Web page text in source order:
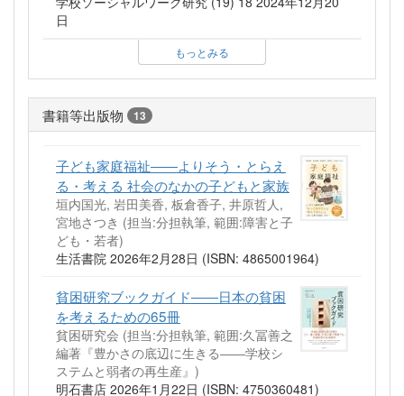
日
もっとみる
書籍等出版物 13
子ども家庭福祉――よりそう・とらえ
る・考える 社会のなかの子どもと家族
垣内国光, 岩田美香, 板倉香子, 井原哲人,
宮地さつき (担当:分担執筆, 範囲:障害と子
ども・若者)
生活書院 2026年2月28日 (ISBN: 4865001964)
貧困研究ブックガイド――日本の貧困
を考えるための65冊
貧困研究会 (担当:分担執筆, 範囲:久冨善之
編著『豊かさの底辺に生きる――学校シ
ステムと弱者の再生産』)
明石書店 2026年1月22日 (ISBN: 4750360481)